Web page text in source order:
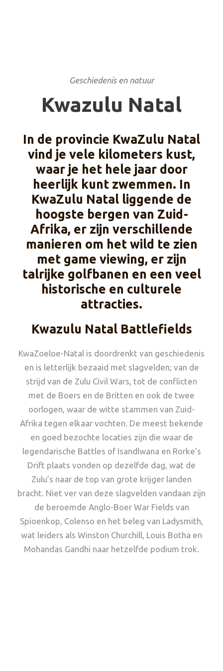
Geschiedenis en natuur
Kwazulu Natal
In de provincie KwaZulu Natal
vind je vele kilometers kust,
waar je het hele jaar door
heerlijk kunt zwemmen. In
KwaZulu Natal liggende de
hoogste bergen van Zuid-
Afrika, er zijn verschillende
manieren om het wild te zien
met game viewing, er zijn
talrijke golfbanen en een veel
historische en culturele
attracties.
Kwazulu Natal Battlefields
KwaZoeloe-Natal is doordrenkt van geschiedenis
en is letterlijk bezaaid met slagvelden; van de
strijd van de Zulu Civil Wars, tot de conflicten
met de Boers en de Britten en ook de twee
oorlogen, waar de witte stammen van Zuid-
Afrika tegen elkaar vochten. De meest bekende
en goed bezochte locaties zijn die waar de
legendarische Battles of Isandlwana en Rorke’s
Drift plaats vonden op dezelfde dag, wat de
Zulu’s naar de top van grote krijger landen
bracht. Niet ver van deze slagvelden vandaan zijn
de beroemde Anglo-Boer War Fields van
Spioenkop, Colenso en het beleg van Ladysmith,
wat leiders als Winston Churchill, Louis Botha en
Mohandas Gandhi naar hetzelfde podium trok.